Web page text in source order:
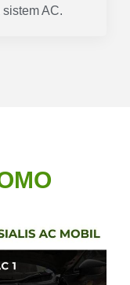
AC.